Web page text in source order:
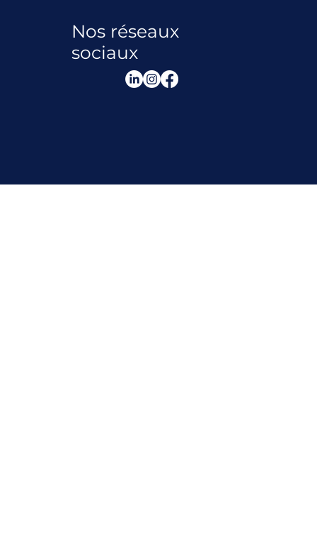
Nos réseaux
sociaux